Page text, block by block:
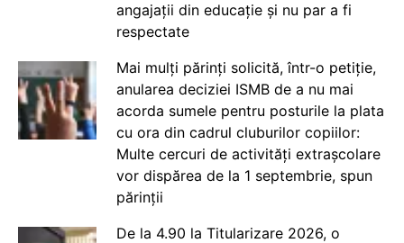
angajații din educație și nu par a fi
respectate
Mai mulți părinți solicită, într-o petiție,
anularea deciziei ISMB de a nu mai
acorda sumele pentru posturile la plata
cu ora din cadrul cluburilor copiilor:
Multe cercuri de activități extrașcolare
vor dispărea de la 1 septembrie, spun
părinții
De la 4.90 la Titularizare 2026, o